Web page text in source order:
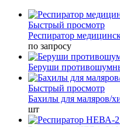
Быстрый просмотр
Респиратор
по запросу
Беруши
Быстрый просмотр
Бахилы для маляров/
шт